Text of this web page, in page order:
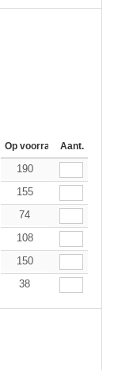
144-287 288 + Meer
Op voorraadAant.
8.74
190
8.74
155
8.74
74
8.74
108
8.74
150
12.95
38